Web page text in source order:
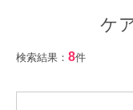
ケ
検索結果： 8件